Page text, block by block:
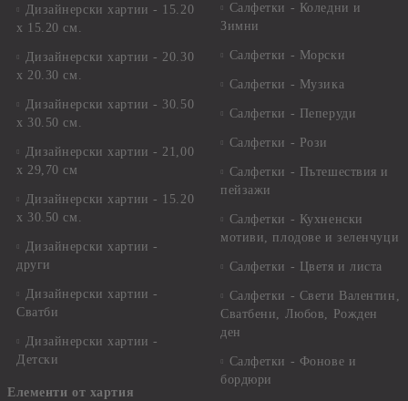
Дизайнерски хартии - 15.20
х 15.20 см.
Дизайнерски хартии - 20.30
х 20.30 см.
Дизайнерски хартии - 30.50
х 30.50 см.
Дизайнерски хартии - 21,00
х 29,70 см
Дизайнерски хартии - 15.20
x 30.50 см.
Дизайнерски хартии -
други
Дизайнерски хартии -
Сватби
Дизайнерски хартии -
Детски
Елементи от хартия
Салфетки - Коледни и
Зимни
Салфетки - Морски
Салфетки - Музика
Салфетки - Пеперуди
Салфетки - Рози
Салфетки - Пътешествия и
пейзажи
Салфетки - Кухненски
мотиви, плодове и зеленчуци
Салфетки - Цветя и листа
Салфетки - Свети Валентин,
Сватбени, Любов, Рожден
ден
Салфетки - Фонове и
бордюри